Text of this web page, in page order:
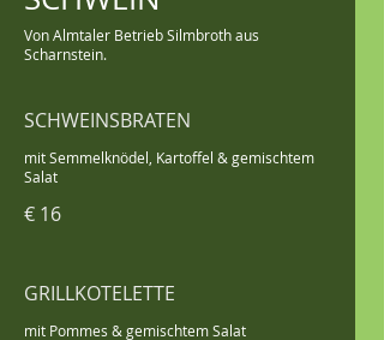
Von Almtaler Betrieb Silmbroth aus
Scharnstein.
SCHWEINSBRATEN
mit Semmelknödel, Kartoffel & gemischtem
Salat
€ 16
GRILLKOTELETTE
mit Pommes & gemischtem Salat